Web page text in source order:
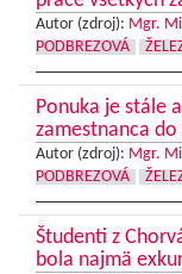
Autor (zdroj): Mgr.
PODBREZOVÁ
Ponuka je stále
zamestnanca
Autor (zdroj): Mgr.
PODBREZOVÁ
Študenti z
bola najmä